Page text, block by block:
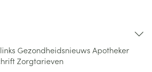
Gezondheidsnieuws Apotheker
Zorgtarieven